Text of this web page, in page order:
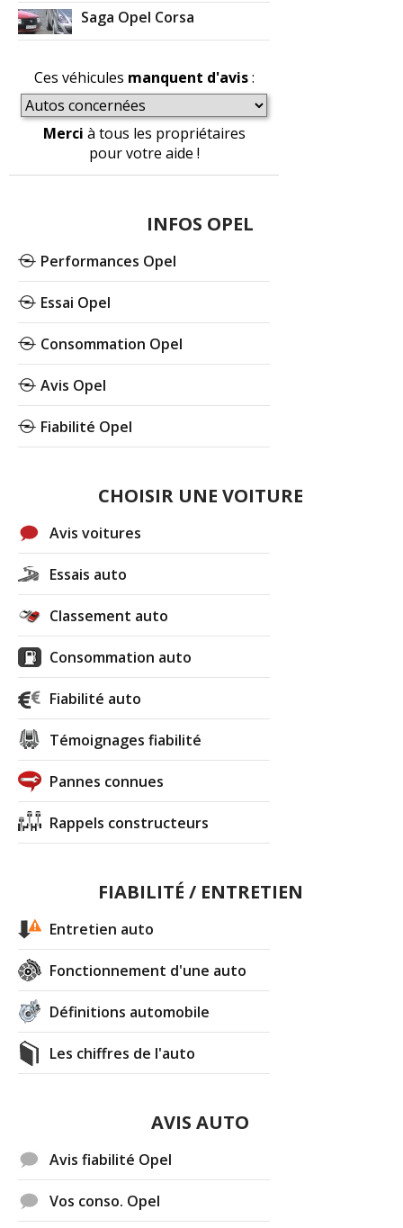
Saga Opel Corsa
Ces véhicules manquent d'avis:
Merci à tous les propriétaires
pour votre aide !
INFOS OPEL
Performances Opel
Essai Opel
Consommation Opel
Avis Opel
Fiabilité Opel
CHOISIR UNE VOITURE
Avis voitures
Essais auto
Classement auto
Consommation auto
Fiabilité auto
Témoignages fiabilité
Pannes connues
Rappels constructeurs
FIABILITÉ / ENTRETIEN
Entretien auto
Fonctionnement d'une auto
Définitions automobile
Les chiffres de l'auto
AVIS AUTO
Avis fiabilité Opel
Vos conso. Opel